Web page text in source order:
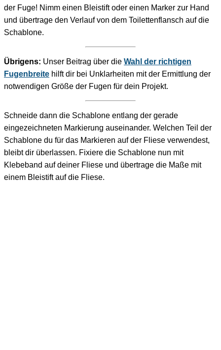
der Fuge! Nimm einen Bleistift oder einen Marker zur Hand
und übertrage den Verlauf von dem Toilettenflansch auf die
Schablone.
Übrigens: Unser Beitrag über die Wahl der richtigen
Fugenbreite hilft dir bei Unklarheiten mit der Ermittlung der
notwendigen Größe der Fugen für dein Projekt.
Schneide dann die Schablone entlang der gerade
eingezeichneten Markierung auseinander. Welchen Teil der
Schablone du für das Markieren auf der Fliese verwendest,
bleibt dir überlassen. Fixiere die Schablone nun mit
Klebeband auf deiner Fliese und übertrage die Maße mit
einem Bleistift auf die Fliese.